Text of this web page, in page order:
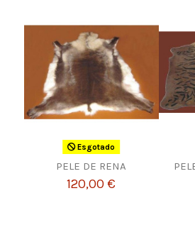
Esgotado
PELE DE RENA
120,00 €